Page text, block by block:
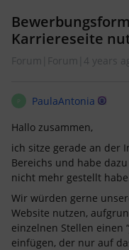
Karriereseite
Forum|Forum|4 years
PaulaAntonia
Hallo zusammen,
ich sitze gerade an der
Bereichs und habe
nicht mehr gestellt
Wir würden gerne
Website nutzen,
einzelnen Stellen einen
einfügen, der nur auf